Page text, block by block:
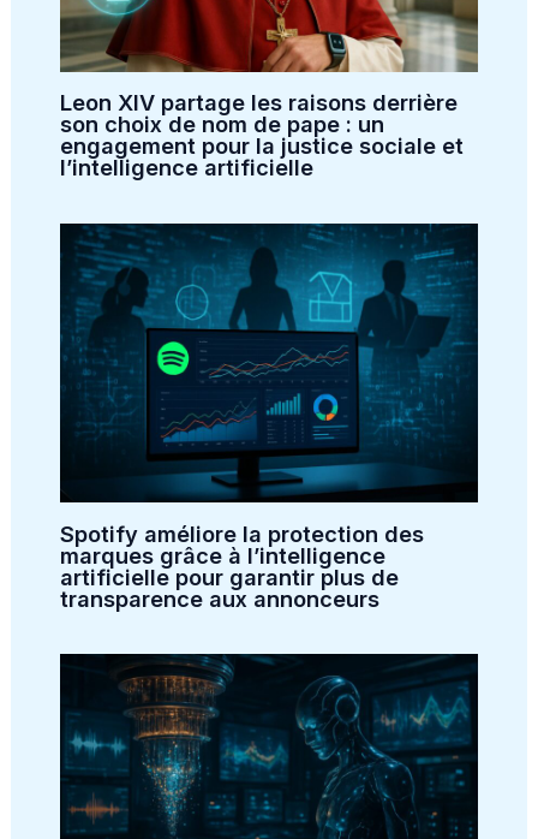
Leon XIV partage les raisons derrière
son choix de nom de pape : un
engagement pour la justice sociale et
l’intelligence artificielle
Spotify améliore la protection des
marques grâce à l’intelligence
artificielle pour garantir plus de
transparence aux annonceurs